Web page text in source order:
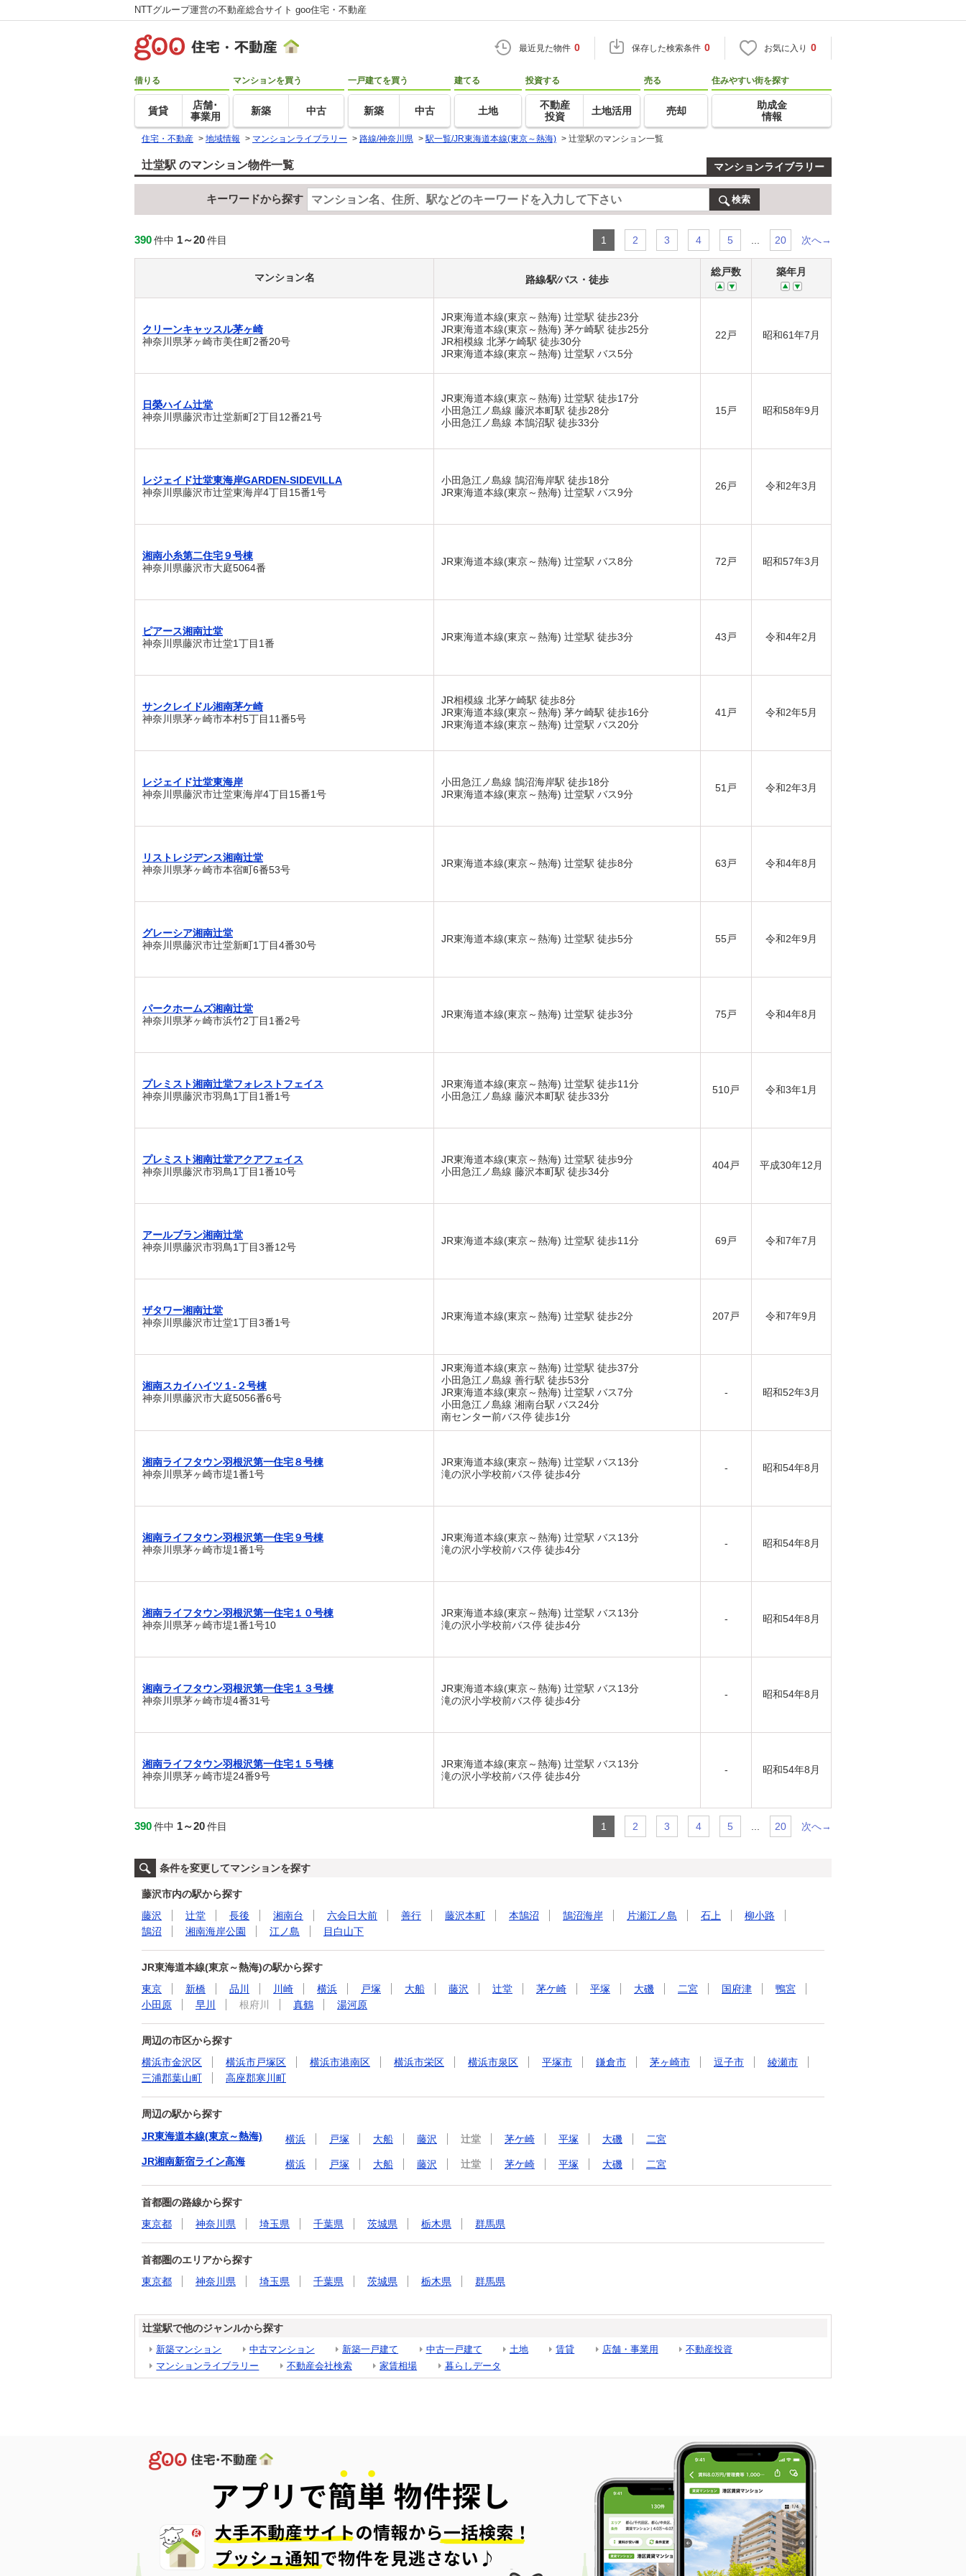
NTTグループ運営の不動産総合サイト goo住宅・不動産
最近見た物件 0 保存した検索条件 0 お気に入り 0
借りる
賃貸
店舗･
事業用
マンションを買う
新築 中古
一戸建てを買う
新築 中古
建てる
土地
投資する
不動産
投資
土地活用
売る
売却
住みやすい街を探す
助成金
情報
住宅・不動産 > 地域情報 > マンションライブラリー > 路線/神奈川県 > 駅一覧/JR東海道本線(東京～熱海) > 辻堂駅のマンション一覧
辻堂駅 のマンション物件一覧 マンションライブラリー
キーワードから探す 検索
390件中 1～20件目 1 2 3 4 5 20 次へ→
マンション名 路線⁄駅⁄バス・徒歩
総戸数 築年月
クリーンキャッスル茅ヶ崎
神奈川県茅ヶ崎市美住町2番20号
JR東海道本線(東京～熱海) 辻堂駅 徒歩23分
JR東海道本線(東京～熱海) 茅ケ崎駅 徒歩25分
JR相模線 北茅ケ崎駅 徒歩30分
JR東海道本線(東京～熱海) 辻堂駅 バス5分
22戸 昭和61年7月
日榮ハイム辻堂
神奈川県藤沢市辻堂新町2丁目12番21号
JR東海道本線(東京～熱海) 辻堂駅 徒歩17分
小田急江ノ島線 藤沢本町駅 徒歩28分
小田急江ノ島線 本鵠沼駅 徒歩33分
15戸 昭和58年9月
レジェイド辻堂東海岸GARDEN-SIDEVILLA
神奈川県藤沢市辻堂東海岸4丁目15番1号
小田急江ノ島線 鵠沼海岸駅 徒歩18分
JR東海道本線(東京～熱海) 辻堂駅 バス9分
26戸 令和2年3月
湘南小糸第二住宅９号棟
神奈川県藤沢市大庭5064番
JR東海道本線(東京～熱海) 辻堂駅 バス8分 72戸 昭和57年3月
ピアース湘南辻堂
神奈川県藤沢市辻堂1丁目1番
JR東海道本線(東京～熱海) 辻堂駅 徒歩3分 43戸 令和4年2月
サンクレイドル湘南茅ケ崎
神奈川県茅ヶ崎市本村5丁目11番5号
JR相模線 北茅ケ崎駅 徒歩8分
JR東海道本線(東京～熱海) 茅ケ崎駅 徒歩16分
JR東海道本線(東京～熱海) 辻堂駅 バス20分
41戸 令和2年5月
レジェイド辻堂東海岸
神奈川県藤沢市辻堂東海岸4丁目15番1号
小田急江ノ島線 鵠沼海岸駅 徒歩18分
JR東海道本線(東京～熱海) 辻堂駅 バス9分
51戸 令和2年3月
リストレジデンス湘南辻堂
神奈川県茅ヶ崎市本宿町6番53号
JR東海道本線(東京～熱海) 辻堂駅 徒歩8分 63戸 令和4年8月
グレーシア湘南辻堂
神奈川県藤沢市辻堂新町1丁目4番30号
JR東海道本線(東京～熱海) 辻堂駅 徒歩5分 55戸 令和2年9月
パークホームズ湘南辻堂
神奈川県茅ヶ崎市浜竹2丁目1番2号
JR東海道本線(東京～熱海) 辻堂駅 徒歩3分 75戸 令和4年8月
プレミスト湘南辻堂フォレストフェイス
神奈川県藤沢市羽鳥1丁目1番1号
JR東海道本線(東京～熱海) 辻堂駅 徒歩11分
小田急江ノ島線 藤沢本町駅 徒歩33分
510戸 令和3年1月
プレミスト湘南辻堂アクアフェイス
神奈川県藤沢市羽鳥1丁目1番10号
JR東海道本線(東京～熱海) 辻堂駅 徒歩9分
小田急江ノ島線 藤沢本町駅 徒歩34分
404戸 平成30年12月
アールブラン湘南辻堂
神奈川県藤沢市羽鳥1丁目3番12号
JR東海道本線(東京～熱海) 辻堂駅 徒歩11分 69戸 令和7年7月
ザタワー湘南辻堂
神奈川県藤沢市辻堂1丁目3番1号
JR東海道本線(東京～熱海) 辻堂駅 徒歩2分 207戸 令和7年9月
湘南スカイハイツ１-２号棟
神奈川県藤沢市大庭5056番6号
JR東海道本線(東京～熱海) 辻堂駅 徒歩37分
小田急江ノ島線 善行駅 徒歩53分
JR東海道本線(東京～熱海) 辻堂駅 バス7分
小田急江ノ島線 湘南台駅 バス24分
南センター前バス停 徒歩1分
- 昭和52年3月
湘南ライフタウン羽根沢第一住宅８号棟
神奈川県茅ヶ崎市堤1番1号
JR東海道本線(東京～熱海) 辻堂駅 バス13分
滝の沢小学校前バス停 徒歩4分
- 昭和54年8月
湘南ライフタウン羽根沢第一住宅９号棟
神奈川県茅ヶ崎市堤1番1号
JR東海道本線(東京～熱海) 辻堂駅 バス13分
滝の沢小学校前バス停 徒歩4分
- 昭和54年8月
湘南ライフタウン羽根沢第一住宅１０号棟
神奈川県茅ヶ崎市堤1番1号10
JR東海道本線(東京～熱海) 辻堂駅 バス13分
滝の沢小学校前バス停 徒歩4分
- 昭和54年8月
湘南ライフタウン羽根沢第一住宅１３号棟
神奈川県茅ヶ崎市堤4番31号
JR東海道本線(東京～熱海) 辻堂駅 バス13分
滝の沢小学校前バス停 徒歩4分
- 昭和54年8月
湘南ライフタウン羽根沢第一住宅１５号棟
神奈川県茅ヶ崎市堤24番9号
JR東海道本線(東京～熱海) 辻堂駅 バス13分
滝の沢小学校前バス停 徒歩4分
- 昭和54年8月
390件中 1～20件目 1 2 3 4 5 20 次へ→
条件を変更してマンションを探す
藤沢市内の駅から探す
藤沢
辻堂 長後 湘南台 六会日大前 善行 藤沢本町 本鵠沼 鵠沼海岸 片瀬江ノ島 石上
柳小路
鵠沼
湘南海岸公園 江ノ島 目白山下
JR東海道本線(東京～熱海)の駅から探す
東京
新橋 品川 川崎 横浜 戸塚 大船 藤沢 辻堂 茅ケ崎 平塚 大磯 二宮 国府津
鴨宮
小田原
早川 根府川 真鶴 湯河原
周辺の市区から探す
横浜市金沢区
横浜市戸塚区 横浜市港南区 横浜市栄区 横浜市泉区 平塚市 鎌倉市 茅ヶ崎市 逗子市
綾瀬市
三浦郡葉山町
高座郡寒川町
周辺の駅から探す
JR東海道本線(東京～熱海)
横浜 戸塚 大船 藤沢 辻堂 茅ケ崎 平塚 大磯
二宮
JR湘南新宿ライン高海
横浜 戸塚 大船 藤沢 辻堂 茅ケ崎 平塚 大磯 二宮
首都圏の路線から探す
東京都
神奈川県 埼玉県 千葉県 茨城県 栃木県 群馬県
首都圏のエリアから探す
東京都
神奈川県 埼玉県 千葉県 茨城県 栃木県 群馬県
辻堂駅で他のジャンルから探す
新築マンション 中古マンション 新築一戸建て 中古一戸建て 土地 賃貸 店舗・事業用
不動産投資
マンションライブラリー
不動産会社検索 家賃相場 暮らしデータ